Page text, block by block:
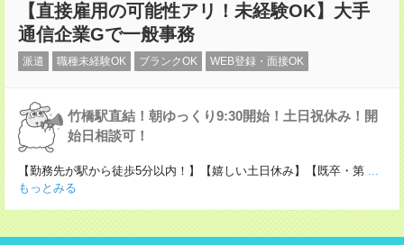
【直接雇用の可能性アリ！未経験OK】大手
通信企業Gで一般事務
派遣 職種未経験OK ブランクOK WEB登録・面接OK
竹橋駅直結！朝ゆっくり9:30開始！土日祝休み！開
始日相談可！
【勤務先が駅から徒歩5分以内！】【嬉しい土日休み】【既卒・第 ...
もっとみる